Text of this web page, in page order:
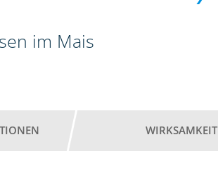
im Mais
WIRKSAMKEIT